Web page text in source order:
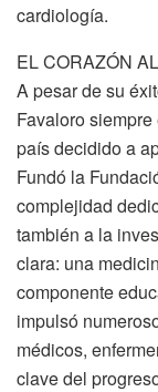
cardiología.
EL CORAZÓN
A pesar de su
Favaloro
país decidido a
Fundó la
complejidad
también a la
clara: una
componente
impulsó
médicos,
clave del